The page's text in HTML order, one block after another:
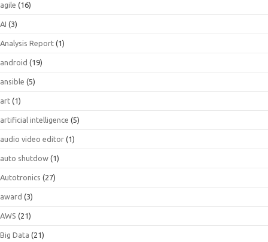
agile (16)
AI (3)
Analysis Report (1)
android (19)
ansible (5)
art (1)
artificial intelligence (5)
audio video editor (1)
auto shutdow (1)
Autotronics (27)
award (3)
AWS (21)
Big Data (21)